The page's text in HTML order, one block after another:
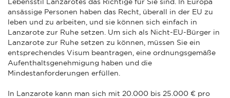
ansässige Personen haben das Recht, überall in der EU zu
leben und zu arbeiten, und sie können sich einfach in
Lanzarote zur Ruhe setzen. Um sich als Nicht-EU-Bürger in
Lanzarote zur Ruhe setzen zu können, müssen Sie ein
entsprechendes Visum beantragen, eine ordnungsgemäße
Aufenthaltsgenehmigung haben und die
Mindestanforderungen erfüllen.
In Lanzarote kann man sich mit 20.000 bis 25.000 € pro